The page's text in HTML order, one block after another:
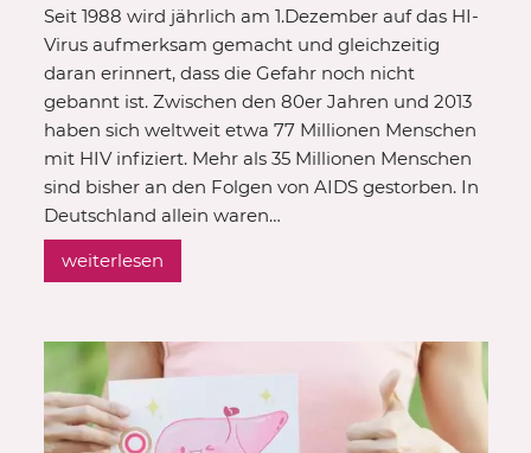
Seit 1988 wird jährlich am 1.Dezember auf das HI-
Virus aufmerksam gemacht und gleichzeitig
daran erinnert, dass die Gefahr noch nicht
gebannt ist. Zwischen den 80er Jahren und 2013
haben sich weltweit etwa 77 Millionen Menschen
mit HIV infiziert. Mehr als 35 Millionen Menschen
sind bisher an den Folgen von AIDS gestorben. In
Deutschland allein waren…
weiterlesen